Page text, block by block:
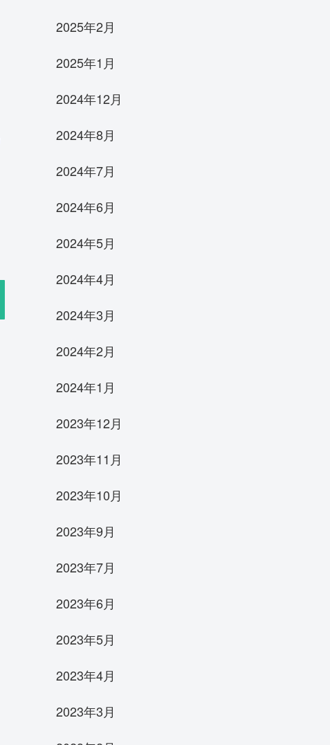
2025年2月
2025年1月
2024年12月
2024年8月
2024年7月
2024年6月
2024年5月
2024年4月
2024年3月
2024年2月
2024年1月
2023年12月
2023年11月
2023年10月
2023年9月
2023年7月
2023年6月
2023年5月
2023年4月
2023年3月